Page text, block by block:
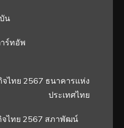
น
ร์ทอัพ
ไทย 2567 ธนาคารแห่ง
ประเทศไทย
จไทย 2567 สภาพัฒน์